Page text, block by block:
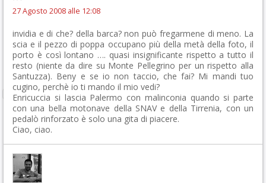
27 Agosto 2008 alle 12:08
invidia e di che? della barca? non può fregarmene di meno. La
scia e il pezzo di poppa occupano più della metà della foto, il
porto è così lontano …. quasi insignificante rispetto a tutto il
resto (niente da dire su Monte Pellegrino per un rispetto alla
Santuzza). Beny e se io non taccio, che fai? Mi mandi tuo
cugino, perchè io ti mando il mio vedi?
Enricuccia si lascia Palermo con malinconia quando si parte
con una bella motonave della SNAV e della Tirrenia, con un
pedalò rinforzato è solo una gita di piacere.
Ciao, ciao.